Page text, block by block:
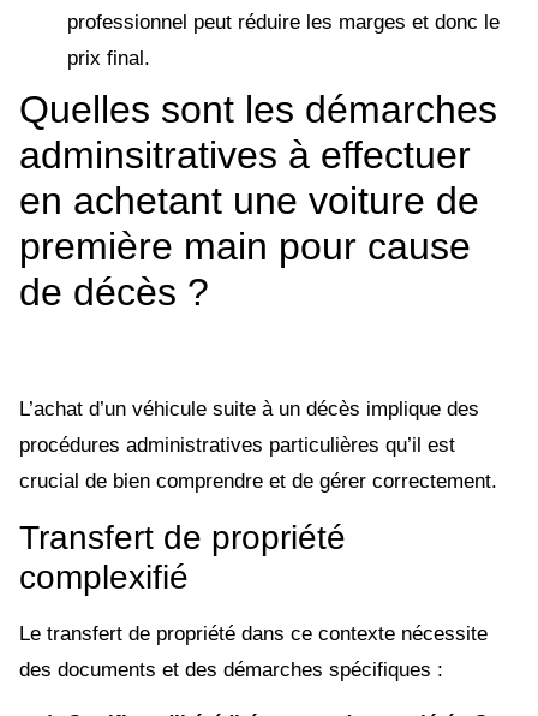
professionnel peut réduire les marges et donc le
prix final.
Quelles sont les démarches
adminsitratives à effectuer
en achetant une voiture de
première main pour cause
de décès ?
L’achat d’un véhicule suite à un décès implique des
procédures administratives particulières qu’il est
crucial de bien comprendre et de gérer correctement.
Transfert de propriété
complexifié
Le transfert de propriété dans ce contexte nécessite
des documents et des démarches spécifiques :